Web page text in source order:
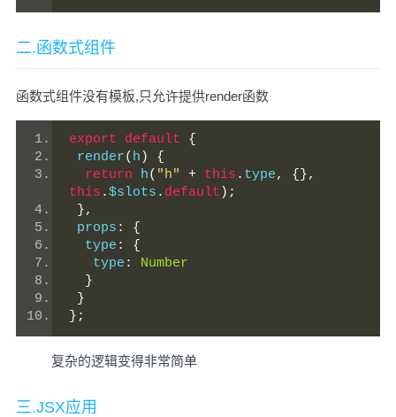
二.函数式组件
函数式组件没有模板,只允许提供render函数
export default
{
render( h )
{
return h( "h" + this . type,
{},
this .$slots . default );
},
props :
{
  type
:
{
   type
:
Number
}
}
};
复杂的逻辑变得非常简单
三.JSX应用